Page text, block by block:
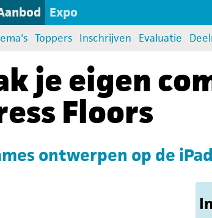
Expo
Toppers Inschrijven Evaluatie
je eigen
Floors
ontwerpen op de